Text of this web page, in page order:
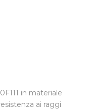
in materiale
ai raggi